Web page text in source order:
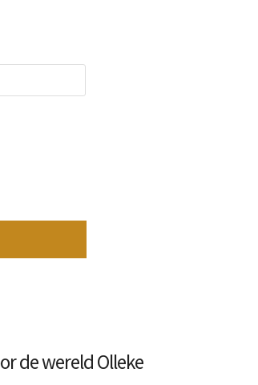
de wereld Olleke